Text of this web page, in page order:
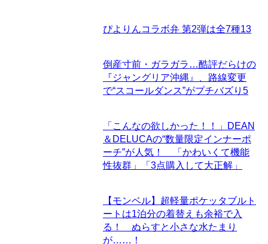
ぴよりんコラボ弁 第2弾は全7種13
倒産寸前・ガラガラ…酷評だらけの
『ジャングリア沖縄』、路線変更
で“スコールダンス”がプチバズり 5
「こんなの欲しかった！！」DEAN
＆DELUCAの“数量限定インナーポ
ーチ”が人気！ 「かわいくて機能
性抜群」「3点購入して大正解」
【モンベル】超軽量ポケッタブルト
ートは1泊分の着替えも余裕で入
る！ ぬらすと小さな水たまり
が……！